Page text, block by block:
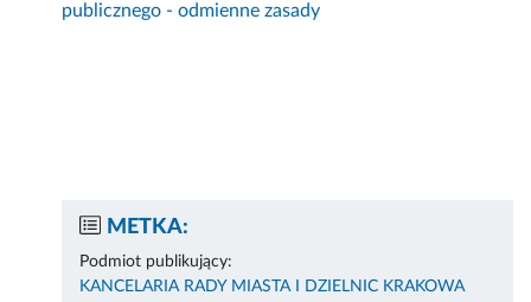
publicznego - odmienne zasady
METKA:
Podmiot publikujący:
KANCELARIA RADY MIASTA I DZIELNIC KRAKOWA